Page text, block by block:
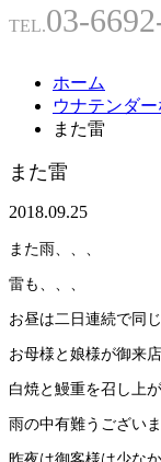
TEL.03-
ホーム
ウナテンダー
また雷
また雷
2018.09.25
また雨、、、
雷も、、、
お昼は二日連続で同
お母様と娘様が御来店
白焼と鰻重を召し上
雨の中有難うございま